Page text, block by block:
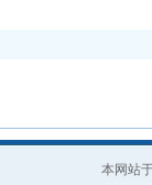
本网站